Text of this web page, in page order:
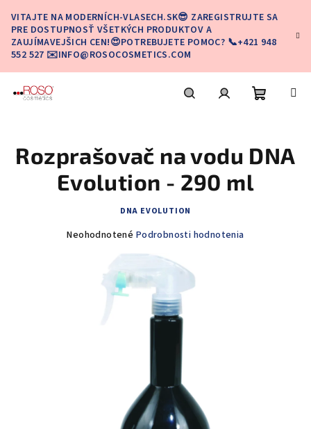
obsah
VITAJTE NA MODERNÍCH-VLASECH.SK😎 ZAREGISTRUJTE SA
PRE DOSTUPNOSŤ VŠETKÝCH PRODUKTOV A
ZAUJÍMAVEJŠICH CEN!😍POTREBUJETE POMOC? 📞+421 948
552 527 ✉️INFO@ROSOCOSMETICS.COM
košík
Rozprašovač na vodu DNA
Evolution - 290 ml
DNA EVOLUTION
Priemerné
Neohodnotené Podrobnosti hodnotenia